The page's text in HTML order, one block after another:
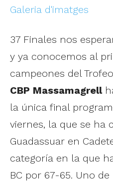
Galeria d'imatges
37 Finales nos
y ya conocemos al
campeones del
CBP Massamagrell
la única final
viernes, la que se ha
Guadassuar en
categoría en la que
BC por 67-65. Uno